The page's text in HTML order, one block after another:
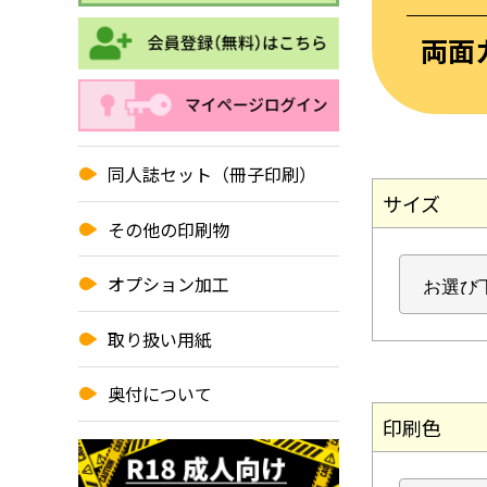
同人誌セット（冊子印刷）
その他の印刷物
オプション加工
取り扱い用紙
奥付について
両面
サイズ
印刷色